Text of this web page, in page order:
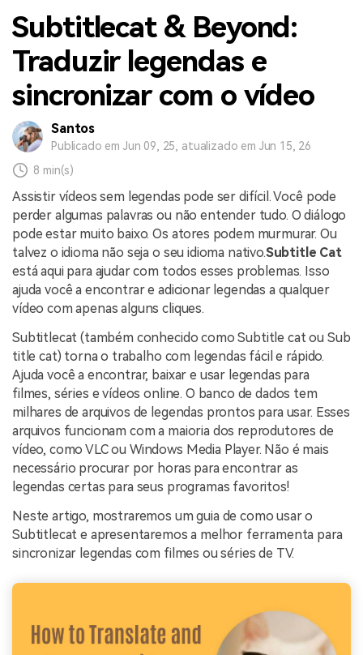
Subtitlecat & Beyond:
Traduzir legendas e
sincronizar com o vídeo
Santos
Publicado em Jun 09, 25, atualizado em Jun 15, 26
8 min(s)
Assistir vídeos sem legendas pode ser difícil. Você pode
perder algumas palavras ou não entender tudo. O diálogo
pode estar muito baixo. Os atores podem murmurar. Ou
talvez o idioma não seja o seu idioma nativo.Subtitle Cat
está aqui para ajudar com todos esses problemas. Isso
ajuda você a encontrar e adicionar legendas a qualquer
vídeo com apenas alguns cliques.
Subtitlecat (também conhecido como Subtitle cat ou Sub
title cat) torna o trabalho com legendas fácil e rápido.
Ajuda você a encontrar, baixar e usar legendas para
filmes, séries e vídeos online. O banco de dados tem
milhares de arquivos de legendas prontos para usar. Esses
arquivos funcionam com a maioria dos reprodutores de
vídeo, como VLC ou Windows Media Player. Não é mais
necessário procurar por horas para encontrar as
legendas certas para seus programas favoritos!
Neste artigo, mostraremos um guia de como usar o
Subtitlecat e apresentaremos a melhor ferramenta para
sincronizar legendas com filmes ou séries de TV.